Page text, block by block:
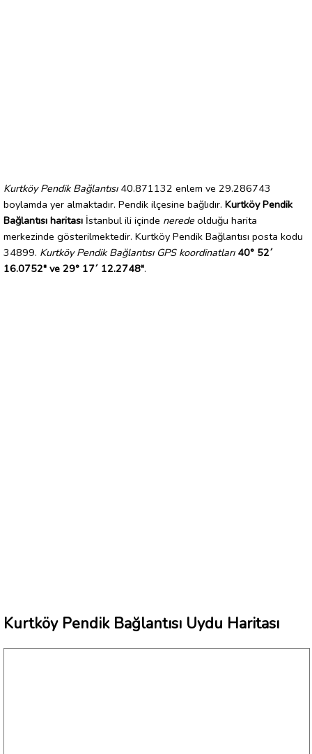
Kurtköy Pendik Bağlantısı40.871132 enlem ve 29.286743
boylamda yer almaktadır. Pendik ilçesine bağlıdır. Kurtköy Pendik
Bağlantısı haritası İstanbul ili içinde nerede olduğu harita
merkezinde gösterilmektedir. Kurtköy Pendik Bağlantısı posta kodu
34899. Kurtköy Pendik Bağlantısı GPS koordinatları 40° 52´
16.0752" ve 29° 17´ 12.2748".
Kurtköy Pendik Bağlantısı Uydu Haritası